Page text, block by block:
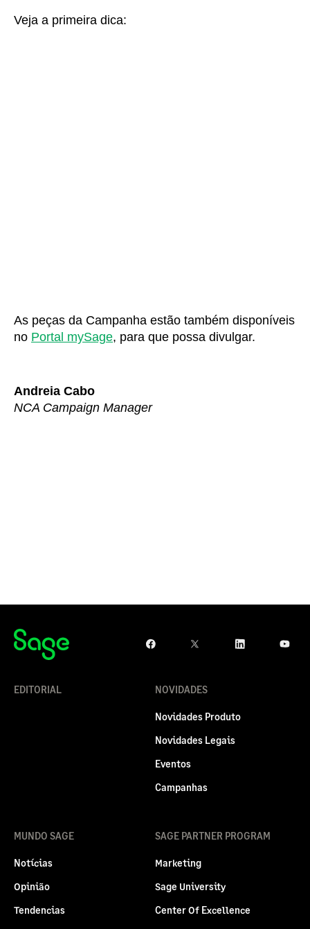
Veja a primeira dica:
As peças da Campanha estão também disponíveis
no Portal mySage, para que possa divulgar.
Andreia Cabo
NCA Campaign Manager
EDITORIAL NOVIDADES
Novidades Produto
Novidades Legais
Eventos
Campanhas
MUNDO SAGE
Notícias
Opinião
Tendencias
SAGE PARTNER PROGRAM
Marketing
Sage University
Center Of Excellence